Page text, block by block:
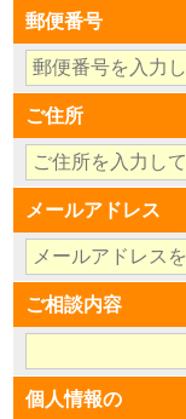
郵便番号
ご住所
メールアドレス
ご相談内容
個人情報の